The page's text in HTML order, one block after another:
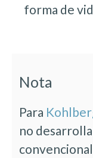
forma de
Nota
Para
no